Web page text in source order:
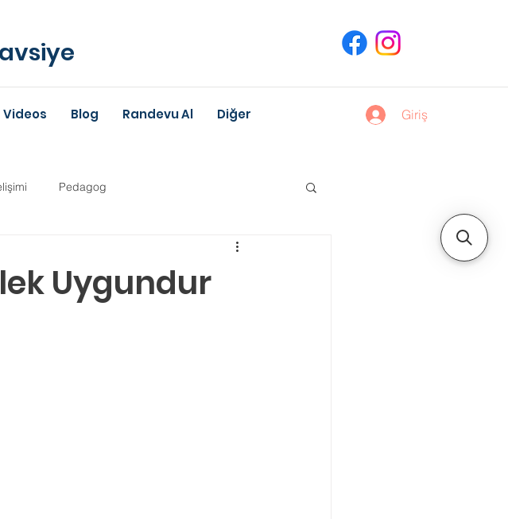
Videos Blog Randevu Al Diğer Giriş
Pedagog
Uygundur